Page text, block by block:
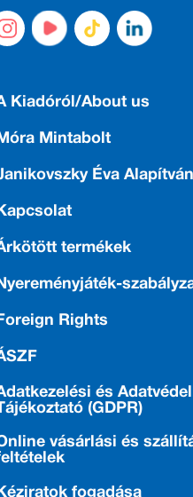
Kiadóról/About us
Mintabolt
Éva
termékek
Rights
és
(GDPR)
vásárlási és
Kéziratok fogadása